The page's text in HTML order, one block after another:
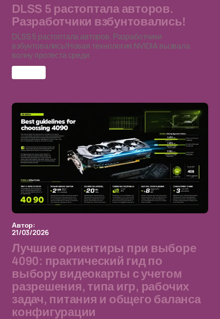
DLSS 5 растоптала авторов.
Разработчики взбунтовались!
DLSS 5 растоптала авторов. Разработчики
взбунтовались!Новая технология NVIDIA вызвала
волну протеста среди
Автор:
21/03/2026
Лучшие ориентиры при выборе
4090: практический гид по
выбору видеокарты с учетом
разрешения, типа игр, рабочих
задач, питания и общего баланса
конфигурации